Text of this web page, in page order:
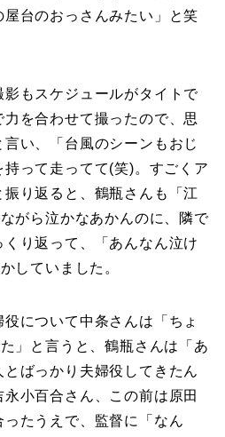
台のおっさんみたい」と笑
もスケジュールがタイトで
を合わせて撮ったので、思
い、「台風のシーンもおじ
って走ってて(笑)。すごくア
り返ると、鶴瓶さんも「江
がら泣かなあかんのに、隣で
り返って、「あんなん泣け
していました。
について中条さんは「ちょ
」と言うと、鶴瓶さんは「あ
ばっかり夫婦役してきたん
小百合さん、この前は原田
たうえで、監督に「なん